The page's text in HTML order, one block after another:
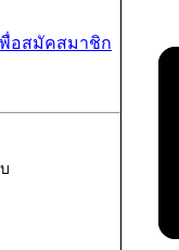
กันแต่
งค์ที่กด
ม่พิมพ์
พื่อสมัคสมาชิก